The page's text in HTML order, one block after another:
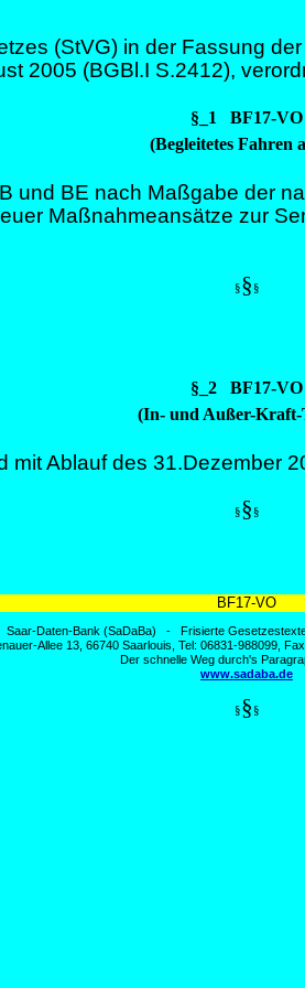
(StVG) in der Fassung
2005 (BGBl.I S.2412),
§_1 BF17-VO
(Begleitetes Fahren
und BE nach Maßgabe der
Maßnahmeansätze zur
§§ §
§_2 BF17-VO
(In- und Außer-Kraft-
mit Ablauf des 31.Dezember
§§ §
BF17-VO
Saar-Daten-Bank (SaDaBa) - Frisierte
Allee 13, 66740 Saarlouis, Tel: 06831-988099,
Der schnelle Weg durch's
www.sadaba.de
§§ §